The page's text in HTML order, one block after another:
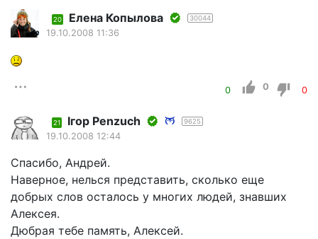
20 Елена Копылова 30044
19.10.2008 11:36
0 0 0
21 Iгор Penzuch 9625
19.10.2008 12:44
Спасибо, Андрей.
Наверное, нелься представить, сколько еще
добрых слов осталось у многих людей, знавших
Алексея.
Дюбрая тебе память, Алексей.